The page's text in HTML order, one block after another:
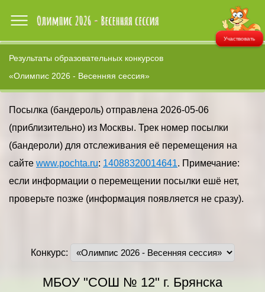
Участвовать
Результаты образовательных конкурсов
«Олимпис 2026 - Весенняя сессия»
Посылка (бандероль) отправлена 2026-05-06
(приблизительно) из Москвы. Трек номер посылки
(бандероли) для отслеживания её перемещения на
сайте www.pochta.ru: 14088320014641. Примечание:
если информации о перемещении посылки ешё нет,
проверьте позже (информация появляется не сразу).
Конкурс:
МБОУ "СОШ № 12" г. Брянска